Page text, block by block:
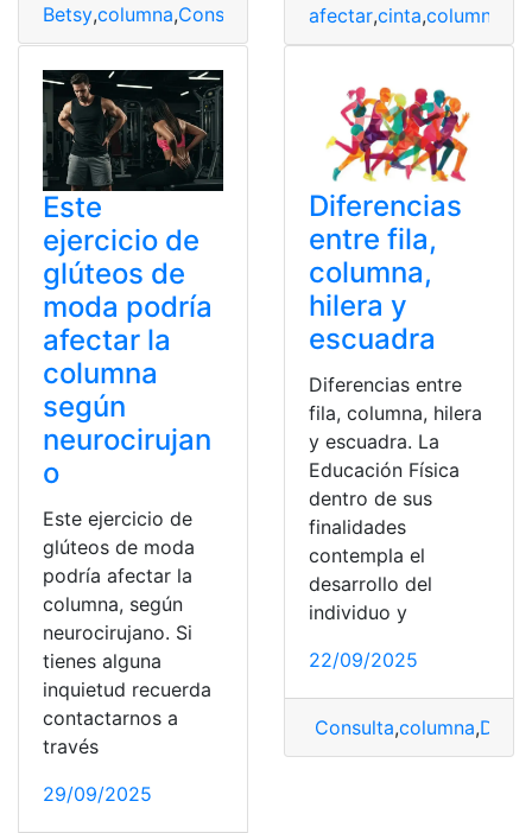
Betsy,columna,Consejos Fortalecer
afectar,cinta,columna
Este
ejercicio de
glúteos de
moda podría
afectar la
columna
según
neurocirujan
o
Este ejercicio de
glúteos de moda
podría afectar la
columna, según
neurocirujano. Si
tienes alguna
inquietud recuerda
contactarnos a
través
29/09/2025
Diferencias
entre fila,
columna,
hilera y
escuadra
Diferencias entre
fila, columna, hilera
y escuadra. La
Educación Física
dentro de sus
finalidades
contempla el
desarrollo del
individuo y
22/09/2025
Consulta,columna,